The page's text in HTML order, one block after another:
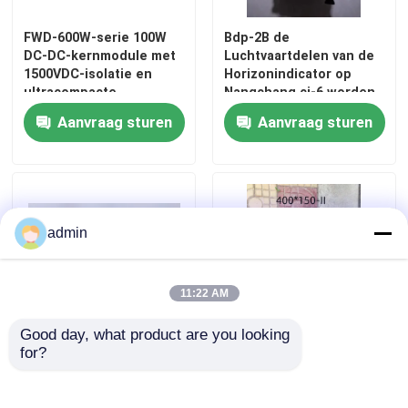
CJ-6 Avation onderdelen
Anti-dronesystemen
gevaarlijke goederenkast
FWD-600W-serie 100W
DC-DC-kernmodule met
1500VDC-isolatie en
ultracompacte
afmetingen voor
luchtvaarttoepassingen
Aanvraag sturen
Bdp-2B de
Luchtvaartdelen van de
Horizonindicator op
Nangchang cj-6 worden
gebruikt die
Aanvraag sturen
Een-1A de Delen van de
admin
11:22 AM
Good day, what product are you looking
for?